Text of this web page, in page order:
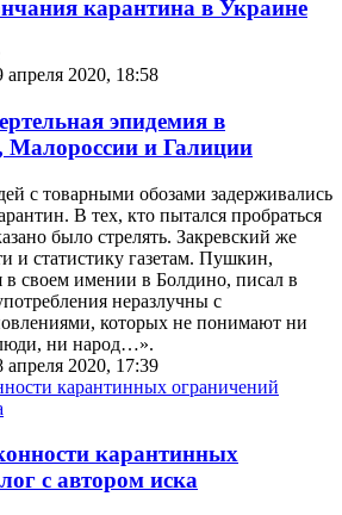
карантина в Украине
апреля 2020, 18:58
эпидемия в
Малороссии и Галиции
с товарными обозами задерживались
В тех, кто пытался пробраться
было стрелять. Закревский же
и статистику газетам. Пушкин,
в своем имении в Болдино, писал в
неразлучны с
которых не понимают ни
ни народ…».
апреля 2020, 17:39
карантинных
с автором иска